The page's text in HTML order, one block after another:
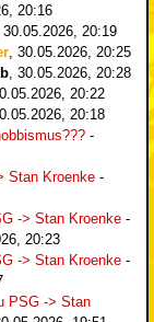
20:16
30.05.2026, 20:19
30.05.2026, 20:25
30.05.2026, 20:28
20:22
20:18
-
Stan Kroenke -
-> Stan Kroenke -
20:23
-> Stan Kroenke -
PSG -> Stan